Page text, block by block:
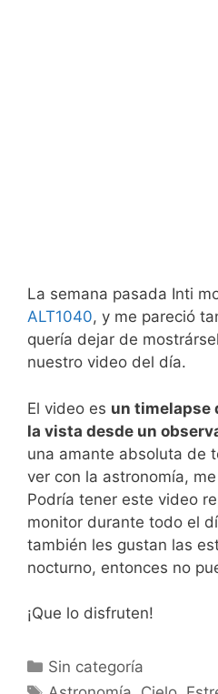
La semana pasada Inti
ALT1040, y me pareció
quería dejar de
nuestro video del día.
El video es un timelapse
la vista desde un
una amante absoluta de
ver con la astronomía,
Podría tener este video
monitor durante todo el
también les gustan las
nocturno, entonces no
¡Que lo disfruten!
Categorías
Sin categoría
Etiquetas